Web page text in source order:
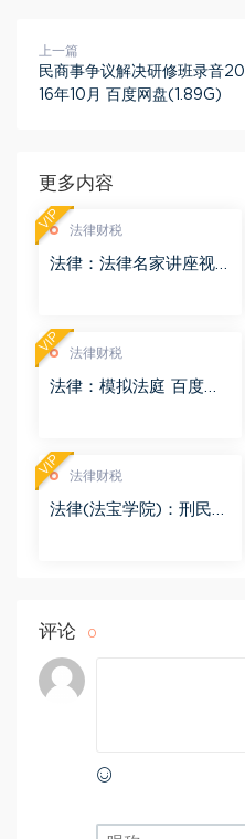
上一篇
民商事争议解决研修班录音20
16年10月 百度网盘(1.89G)
更多内容
法律财税
法律：法律名家讲座视
VIP
法律财税
法律：模拟法庭 百度网
VIP
法律财税
法律(法宝学院)：刑民交
VIP
评论 0